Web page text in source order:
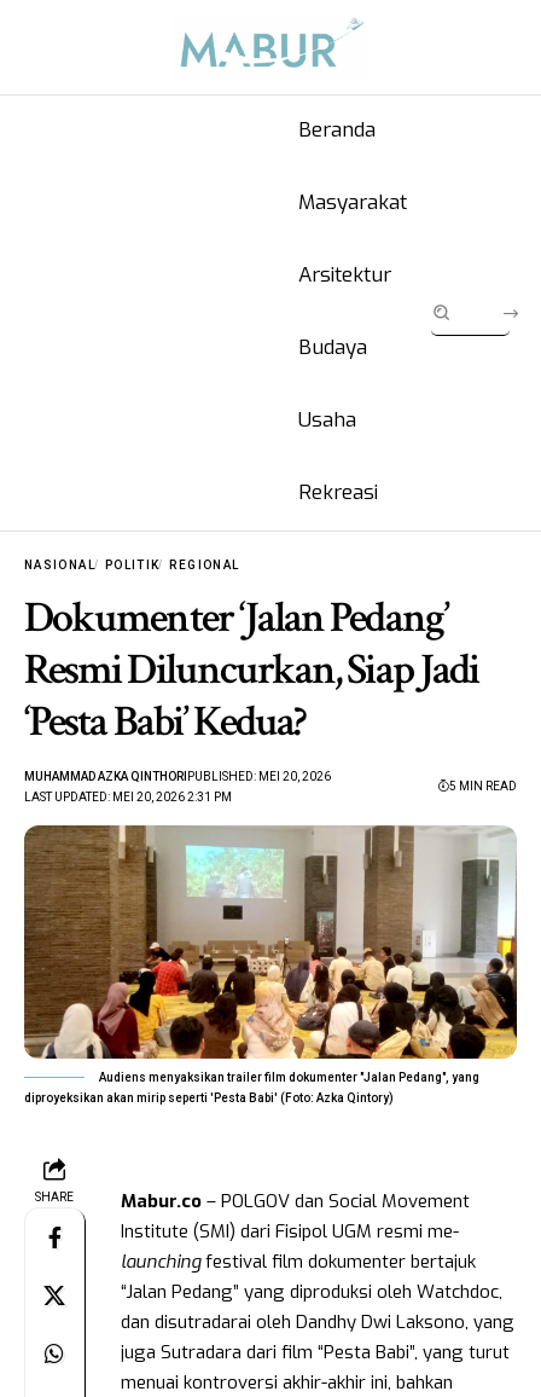
Beranda
Masyarakat
Arsitektur
Budaya
Usaha
Rekreasi
NASIONAL POLITIK REGIONAL
Dokumenter ‘Jalan Pedang’
Resmi Diluncurkan, Siap Jadi
‘Pesta Babi’ Kedua?
LAST UPDATED: MEI 20, 2026 2:31 PM
MUHAMMAD AZKA QINTHORI PUBLISHED: MEI 20, 2026
5 MIN READ
Audiens menyaksikan trailer film dokumenter "Jalan Pedang", yang
diproyeksikan akan mirip seperti 'Pesta Babi' (Foto: Azka Qintory)
SHARE Mabur.co – POLGOV dan Social Movement
Institute (SMI) dari Fisipol UGM resmi me-
launchingfestival film dokumenter bertajuk
“Jalan Pedang” yang diproduksi oleh Watchdoc,
dan disutradarai oleh Dandhy Dwi Laksono, yang
juga Sutradara dari film “Pesta Babi”, yang turut
menuai kontroversi akhir-akhir ini, bahkan